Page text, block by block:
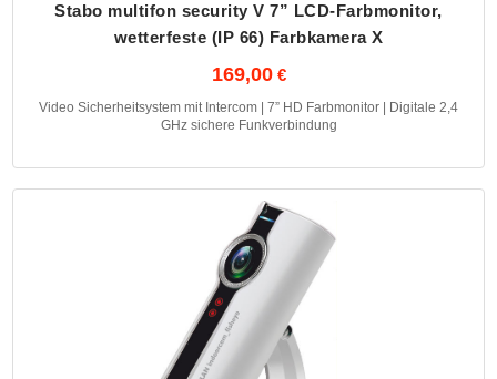
Stabo multifon security V 7” LCD-Farbmonitor,
wetterfeste (IP 66) Farbkamera X
169,00
Video Sicherheitsystem mit Intercom | 7” HD Farbmonitor | Digitale 2,4
GHz sichere Funkverbindung